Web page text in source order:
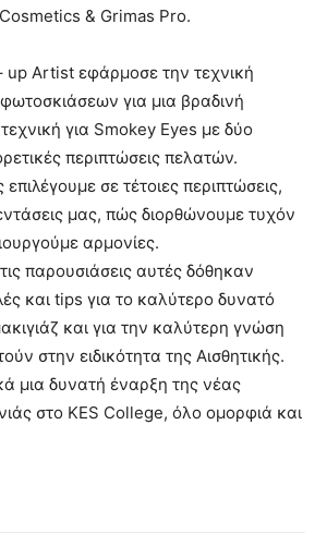
& Grimas Pro.
up Artist εφάρμοσε την τεχνική
για μια βραδινή
για Smokey Eyes με δύο
περιπτώσεις πελατών.
σε τέτοιες περιπτώσεις,
μας, πώς διορθώνουμε τυχόν
αρμονίες.
παρουσιάσεις αυτές δόθηκαν
και tips για το καλύτερο δυνατό
και για την καλύτερη γνώση
στην ειδικότητα της Αισθητικής.
μια δυνατή έναρξη της νέας
στο KES College, όλο ομορφιά και